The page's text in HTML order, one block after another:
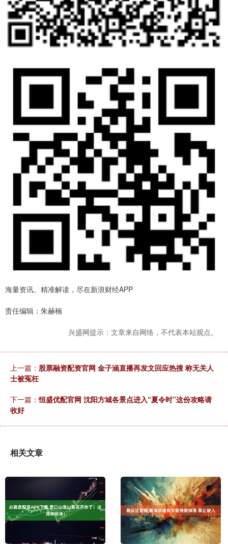
海量资讯、精准解读，尽在新浪财经APP
责任编辑：朱赫楠
兴盛网提示：文章来自网络，不代表本站观点。
上一篇： 股票融资配资官网 金子涵直播再发文回应热搜 称无关人
士被冤枉
下一篇：恒盛优配官网 沈阳方城各景点进入“夏令时”这份攻略请
收好
相关文章